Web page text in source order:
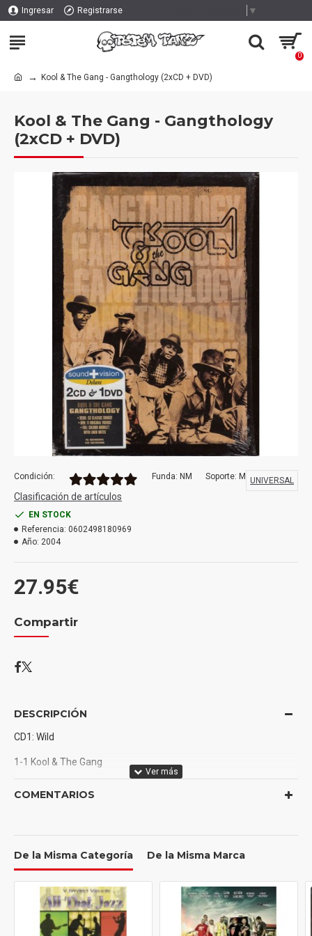
Ingresar Registrarse ▼
0
Kool & The Gang - Gangthology (2xCD + DVD)
Kool & The Gang - Gangthology
(2xCD + DVD)
27.95€
Condición: Funda: NM Soporte: M
Clasificación de artículos
EN STOCK
Referencia: 0602498180969
Año: 2004
UNIVERSAL
Compartir
DESCRIPCIÓN
CD1: Wild
1-1 Kool & The Gang
1-5 Hollywood Swinging
1-6 Rhyme Time People
1-7 Electric Frog Part 1
COMENTARIOS
De la Misma Categoría De la Misma Marca